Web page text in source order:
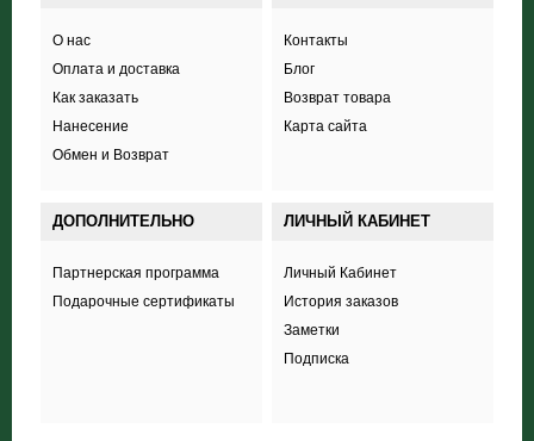
О нас
Оплата и доставка
Как заказать
Нанесение
Обмен и Возврат
Контакты
Блог
Возврат товара
Карта сайта
ДОПОЛНИТЕЛЬНО
Партнерская программа
Подарочные сертификаты
ЛИЧНЫЙ КАБИНЕТ
Личный Кабинет
История заказов
Заметки
Подписка